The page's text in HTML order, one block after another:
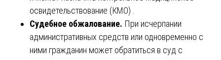
освидетельствование (КМО) .
Судебное обжалование. При исчерпании
административных средств или одновременно с
ними гражданин может обратиться в суд с